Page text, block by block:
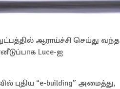
ஆராய்ச்சி செய்து வந்த
Luce-ஐ
“e-building” அமைத்து,